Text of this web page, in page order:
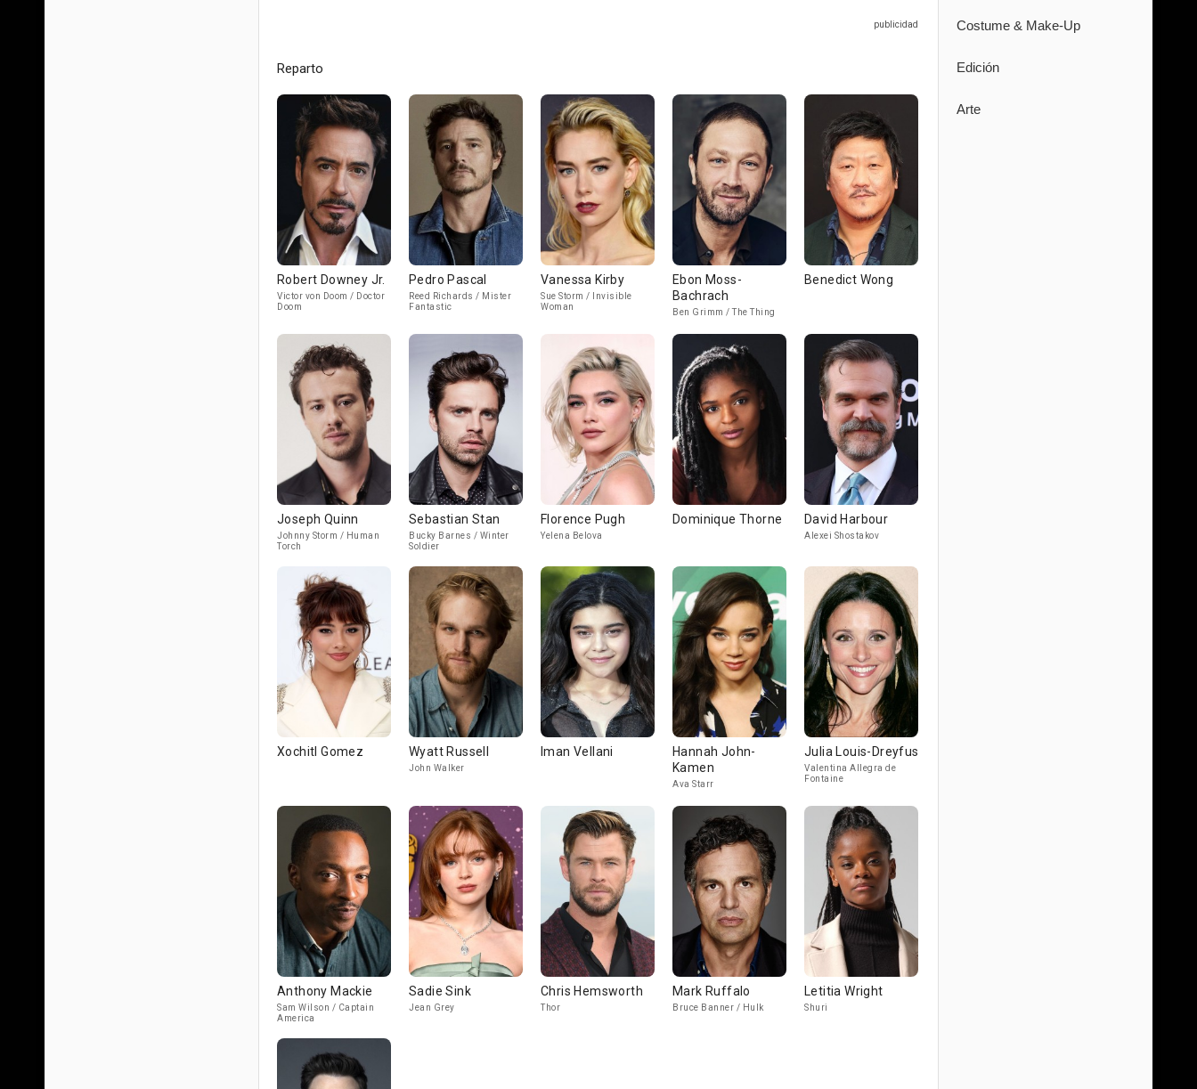
Reparto
Robert Downey Jr.
Victor von Doom / Doctor
Doom
Pedro Pascal
Reed Richards / Mister
Fantastic
Vanessa Kirby
Sue Storm / Invisible
Woman
Ebon Moss-
Bachrach
Ben Grimm / The Thing
Benedict Wong
Joseph Quinn
Johnny Storm / Human
Torch
Sebastian Stan
Bucky Barnes / Winter
Soldier
Florence Pugh
Yelena Belova
Dominique Thorne David Harbour
Alexei Shostakov
Xochitl Gomez Wyatt Russell
John Walker
Iman Vellani
Hannah John-
Kamen
Ava Starr
Julia Louis-Dreyfus
Valentina Allegra de
Fontaine
Anthony Mackie
Sam Wilson / Captain
America
Sadie Sink
Jean Grey
Chris Hemsworth
Thor
Mark Ruffalo
Bruce Banner / Hulk
Letitia Wright
Shuri
Costume & Make-Up
Edición
Arte